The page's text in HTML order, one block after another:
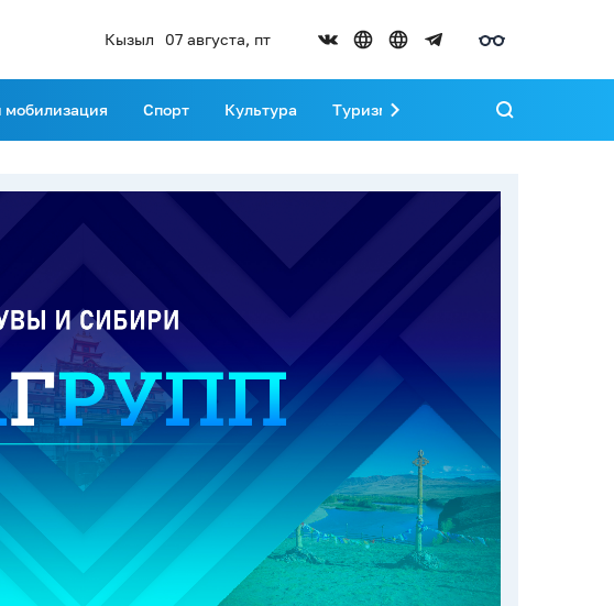
Кызыл 07 августа, пт
Спорт Культура Туризм Развитие Тувы